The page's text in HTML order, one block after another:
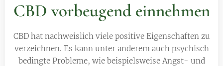
CBD vorbeugend einnehmen
CBD hat nachweislich viele positive Eigenschaften zu
verzeichnen. Es kann unter anderem auch psychisch
bedingte Probleme, wie beispielsweise Angst- und